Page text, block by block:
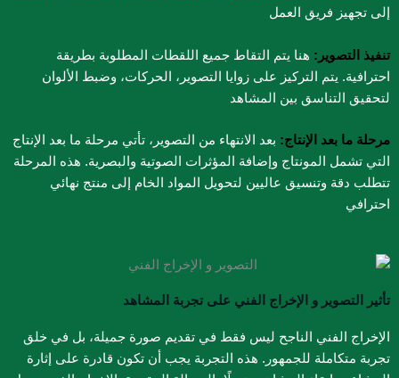
إلى تجهيز فريق العمل
تنفيذ التصوير: هنا يتم التقاط جميع اللقطات المطلوبة بطريقة
احترافية. يتم التركيز على زوايا التصوير، الحركات، وضبط الألوان
لتحقيق التناسق بين المشاهد
مرحلة ما بعد الإنتاج: بعد الانتهاء من التصوير، تأتي مرحلة ما بعد الإنتاج
التي تشمل المونتاج وإضافة المؤثرات الصوتية والبصرية. هذه المرحلة
تتطلب دقة وتنسيق عاليين لتحويل المواد الخام إلى منتج نهائي
احترافي
تأثير التصوير و الإخراج الفني​ على تجربة المشاهد
الإخراج الفني الناجح ليس فقط في تقديم صورة جميلة، بل في خلق
تجربة متكاملة للجمهور. هذه التجربة يجب أن تكون قادرة على إثارة